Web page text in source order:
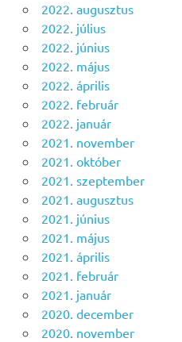
2022. augusztus
2022. július
2022. június
2022. május
2022. április
2022. február
2022. január
2021. november
2021. október
2021. szeptember
2021. augusztus
2021. június
2021. május
2021. április
2021. február
2021. január
2020. december
2020. november